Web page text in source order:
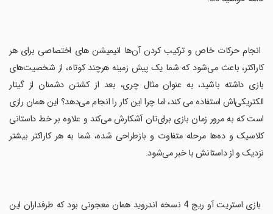
‏ انجام حرکات خاص و ترکیب کردن آن‌ها انیمیشن های اختصاصی برای هر
کاراکتر، باعث می‌شود که شما یک پیش زمینه هرچند کوتاه، از شخصیت‌های
بازی داشته باشید، به عنوان مثال چری، بعد از کشتن دشمنان از گیتار
الکتریکی‌اش استفاده می کند، اما چرا این کار را انجام می‌دهد؟ این همان رازی
است که به مرور زمان بازی برای‌تان آشکارش می‌کند و علاوه بر خط داستانی
کلاسیک و ده‌ها مرحله متفاوت و بازطراحی شده، شما به هر کاراکتر بیشتر
نزدیک و از داستانش با خبر می‌شود.
‏ بازی استریت آو ریج 4 نسخه اندروید همان معجونی بود که طرفداران این